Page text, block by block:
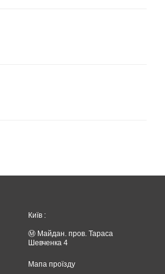
Київ :
Ⓜ️ Майдан. пров. Тараса
Шевченка 4
Мапа проїзду